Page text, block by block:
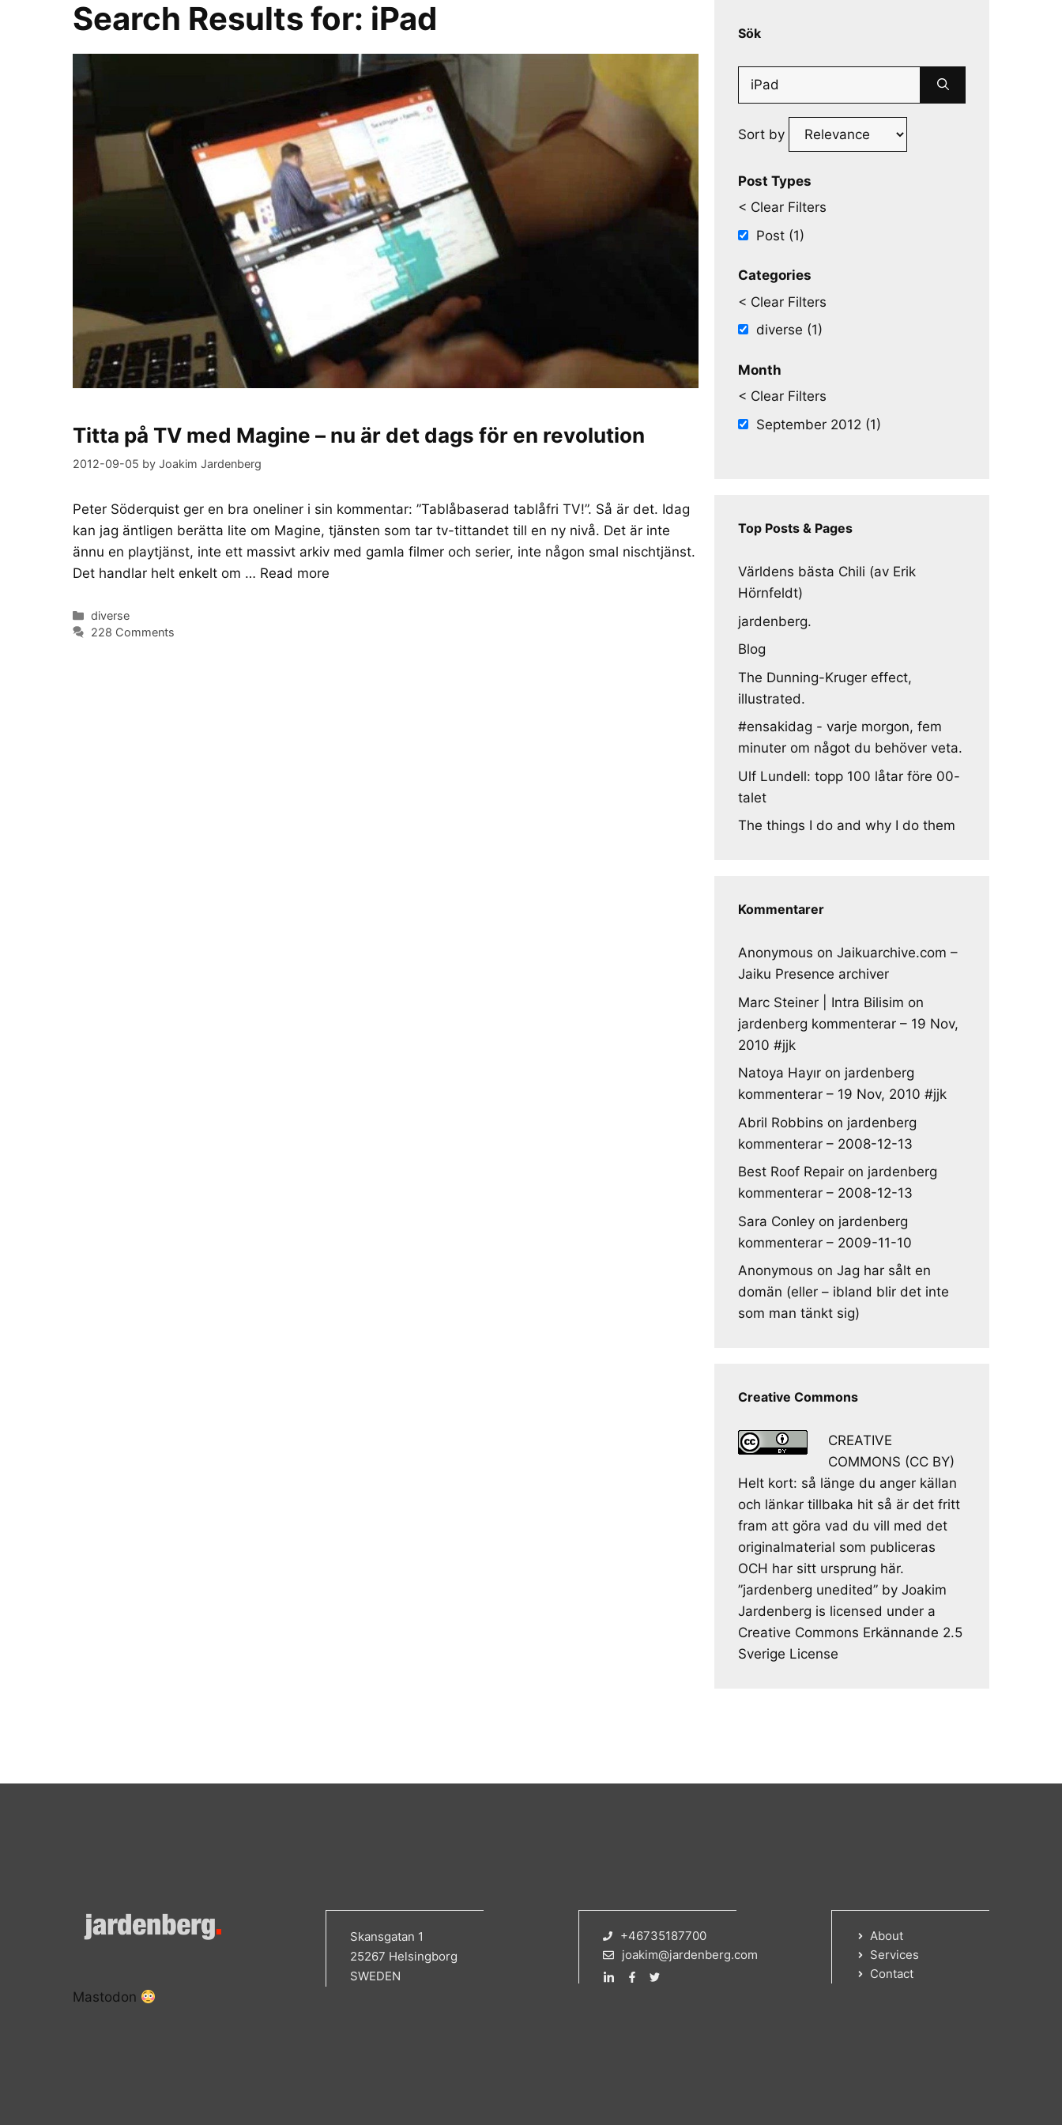
Search Results for: iPad
Titta på TV med Magine – nu är det dags för en revolution
2012-09-05 by Joakim Jardenberg
Peter Söderquist ger en bra oneliner i sin kommentar: ”Tablåbaserad tablåfri TV!”. Så är det. Idag
kan jag äntligen berätta lite om Magine, tjänsten som tar tv-tittandet till en ny nivå. Det är inte
ännu en playtjänst, inte ett massivt arkiv med gamla filmer och serier, inte någon smal nischtjänst.
Det handlar helt enkelt om … Read more
Categories
diverse
228 Comments
Sök
Search
Sort by
Post Types
< Clear Filters
Post (1)
Categories
< Clear Filters
diverse (1)
Month
< Clear Filters
September 2012 (1)
Top Posts & Pages
Världens bästa Chili (av Erik
Hörnfeldt)
jardenberg.
Blog
The Dunning-Kruger effect,
illustrated.
#ensakidag - varje morgon, fem
minuter om något du behöver veta.
Ulf Lundell: topp 100 låtar före 00-
talet
The things I do and why I do them
Kommentarer
Anonymous on Jaikuarchive.com –
Jaiku Presence archiver
Marc Steiner | Intra Bilisim on
jardenberg kommenterar – 19 Nov,
2010 #jjk
Natoya Hayır on jardenberg
kommenterar – 19 Nov, 2010 #jjk
Abril Robbins on jardenberg
kommenterar – 2008-12-13
Best Roof Repair on jardenberg
kommenterar – 2008-12-13
Sara Conley on jardenberg
kommenterar – 2009-11-10
Anonymous on Jag har sålt en
domän (eller – ibland blir det inte
som man tänkt sig)
Creative Commons
CREATIVE
COMMONS (CC BY)
Helt kort: så länge du anger källan
och länkar tillbaka hit så är det fritt
fram att göra vad du vill med det
originalmaterial som publiceras
OCH har sitt ursprung här.
”jardenberg unedited” by Joakim
Jardenberg is licensed under a
Creative Commons Erkännande 2.5
Sverige License
Skansgatan 1
25267 Helsingborg
SWEDEN
+46735187700
joakim@jardenberg.com
About
Services
Contact
Mastodon